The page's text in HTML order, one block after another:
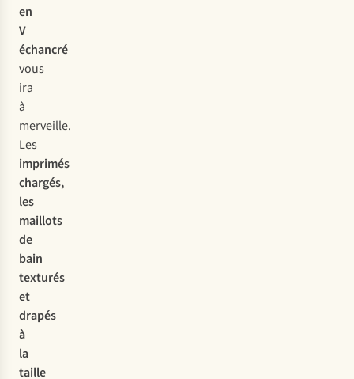
en
V
échancré
vous
ira
à
merveille.
Les
imprimés
chargés,
les
maillots
de
bain
texturés
et
drapés
à
la
taille